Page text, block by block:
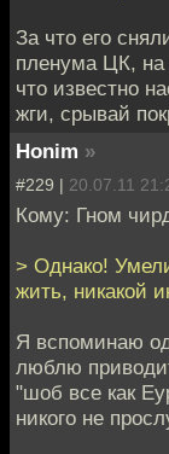
За что его
пленума ЦК, на
что известно
жги, срывай
Honim »
#229 | 20.07.11
Кому: Гном
> Однако!
жить, никакой
Я вспоминаю
люблю
"шоб все как
никого не